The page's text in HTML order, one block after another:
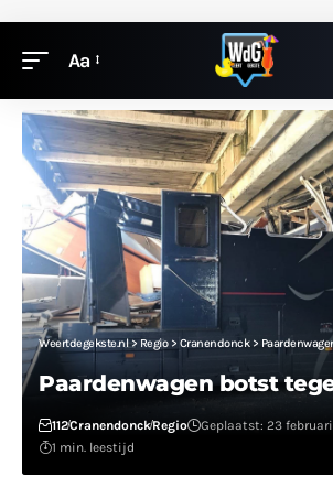
Aa
Weertdegekste.nl> Regio> Cranendonck>
Paardenwagen botst
112CranendonckRegio Geplaatst: 23 februari
1 min. leestijd